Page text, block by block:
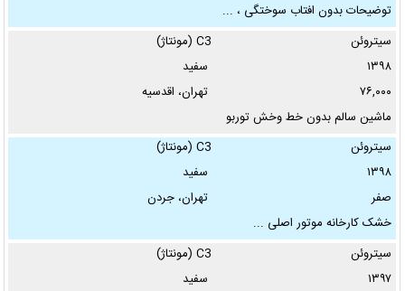
توضیحات بدون افتاب سوختگی ، ...
سیتروئن
C3 (مونتاژ)
۱۳۹۸
سفید
۷۶,۰۰۰
تهران، اقدسیه
ماشین سالم بدون خط و‌خش توربو
...
سیتروئن
C3 (مونتاژ)
۱۳۹۸
سفید
صفر
تهران، جردن
خشک کارخانه موتور اصلی ...
سیتروئن
C3 (مونتاژ)
۱۳۹۷
سفید